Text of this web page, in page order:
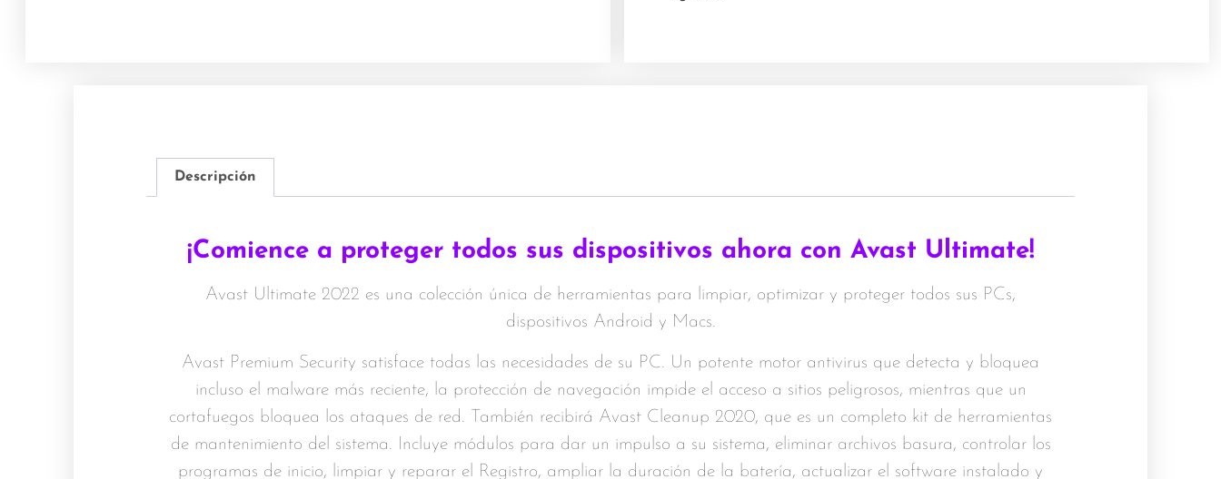
Descripción
¡Comience a proteger todos sus dispositivos ahora con Avast Ultimate!
Avast Ultimate 2022 es una colección única de herramientas para limpiar, optimizar y proteger todos sus PCs,
dispositivos Android y Macs.
Avast Premium Security satisface todas las necesidades de su PC. Un potente motor antivirus que detecta y bloquea
incluso el malware más reciente, la protección de navegación impide el acceso a sitios peligrosos, mientras que un
cortafuegos bloquea los ataques de red. También recibirá Avast Cleanup 2020, que es un completo kit de herramientas
de mantenimiento del sistema. Incluye módulos para dar un impulso a su sistema, eliminar archivos basura, controlar los
programas de inicio, limpiar y reparar el Registro, ampliar la duración de la batería, actualizar el software instalado y